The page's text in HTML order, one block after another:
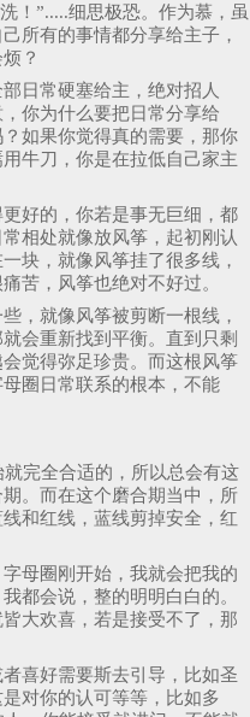
！”.....细思极恐。作为慕，虽
所有的事情都分享给主子，
？
日常硬塞给主，绝对招人
你为什么要把日常分享给
如果你觉得真的需要，那你
牛刀，你是在拉低自己家主
好的，你若是事无巨细，都
相处就像放风筝，起初刚认
块，就像风筝挂了很多线，
苦，风筝也绝对不好过。
，就像风筝被剪断一根线，
会重新找到平衡。直到只剩
觉得弥足珍贵。而这根风筝
圈日常联系的根本，不能
完全合适的，所以总会有这
。而在这个磨合期当中，所
和红线，蓝线剪掉安全，红
母圈刚开始，我就会把我的
都会说，整的明明白白的。
大欢喜，若是接受不了，那
喜好需要斯去引导，比如圣
对你的认可等等，比如多